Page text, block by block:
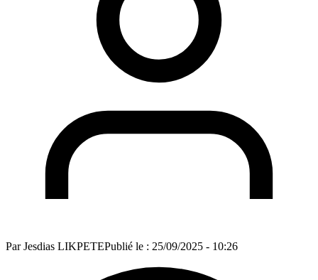
ParJesdias LIKPETEPublié le : 25/09/2025 - 10:26